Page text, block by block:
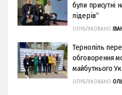
були присутні
лідерів”
ОПУБЛІКОВАНО
Тернопіль
обговорення
майбутнього
ОПУБЛІКОВАНО